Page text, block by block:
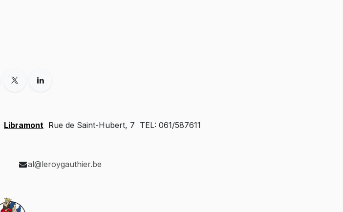
Libramont Rue de Saint-Hubert, 7 TEL: 061/587611
al@leroygauthier.be